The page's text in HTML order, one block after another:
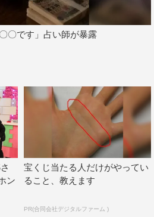
間SP』
崎和歌子、ブラックマヨネーズ
断「新レギュラー○○」】
理恵（心理）、牛窪 恵（マー
〇です」占い師が暴露
ン
宝くじ当たる人だけがやってい
ること、教えます
PR(合同会社デジタルファーム )